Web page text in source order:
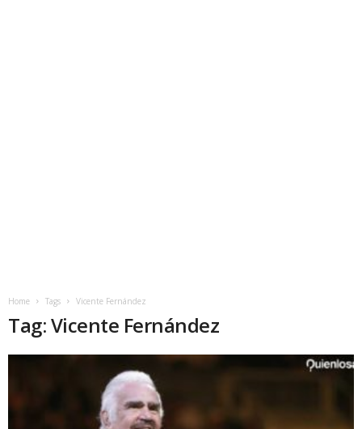
Home Tags Vicente Fernández
Tag: Vicente Fernández